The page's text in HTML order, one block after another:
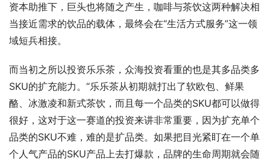
资本助推下，巨头也将随之产生，咖啡与茶饮这两种解决相
当接近需求的饮品的载体，最终会在“生活方式服务”这一领
域短兵相接。
而当初之所以投资乐乐茶，众海投资看重的也是其多品类多
SKU的扩充能力。“乐乐茶从初期就打出了软欧包、鲜果
酪、冰激凌和新式茶饮，而且每一个品类的SKU都可以做得
很好，这对于这一赛道的投资来讲非常重要，因为扩充单个
品类的SKU不难，难的是扩品类。如果把目光紧盯在一个单
个人气产品的SKU产品上去打爆款，品牌的生命周期就会随